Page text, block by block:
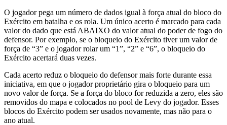
O jogador pega um número de dados igual à força atual do bloco do
Exército em batalha e os rola. Um único acerto é marcado para cada
valor do dado que está ABAIXO do valor atual do poder de fogo do
defensor. Por exemplo, se o bloqueio do Exército tiver um valor de
força de “3” e o jogador rolar um “1”, “2” e “6”, o bloqueio do
Exército acertará duas vezes.
Cada acerto reduz o bloqueio do defensor mais forte durante essa
iniciativa, em que o jogador proprietário gira o bloqueio para um
novo valor de força. Se a força do bloco for reduzida a zero, eles são
removidos do mapa e colocados no pool de Levy do jogador. Esses
blocos do Exército podem ser usados ​​novamente, mas não para o
ano atual.